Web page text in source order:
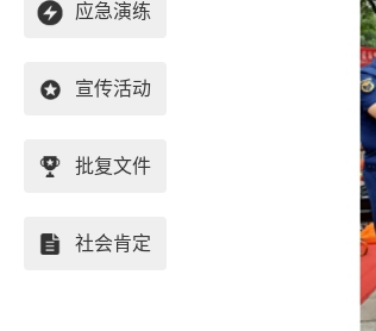
应急演练
宣传活动
批复文件
社会肯定